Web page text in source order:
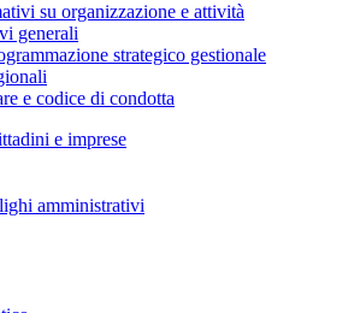
su organizzazione e attività
generali
strategico gestionale
e codice di condotta
e imprese
amministrativi